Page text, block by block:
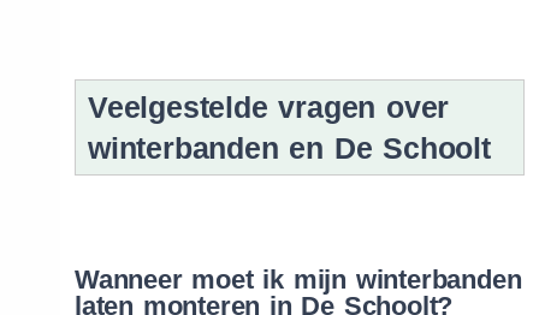
Veelgestelde vragen over
winterbanden en De Schoolt
Wanneer moet ik mijn winterbanden
laten monteren in De Schoolt?